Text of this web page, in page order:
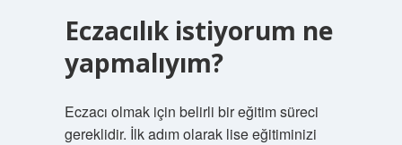
Eczacılık istiyorum ne
yapmalıyım?
Eczacı olmak için belirli bir eğitim süreci
gereklidir. İlk adım olarak lise eğitiminizi